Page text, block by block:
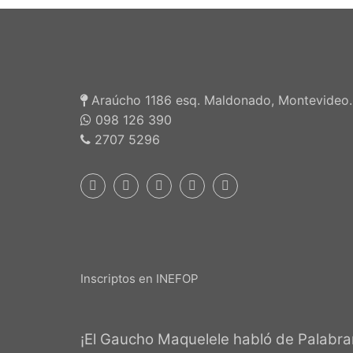
Araúcho 1186 esq. Maldonado, Montevideo.
098 126 390
2707 5296
Inscriptos en INEFOP
¡El Gaucho Maquelele habló de